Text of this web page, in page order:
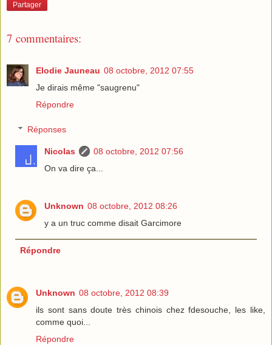
Partager
7 commentaires:
Elodie Jauneau 08 octobre, 2012 07:55
Je dirais même "saugrenu"
Répondre
Réponses
Nicolas
08 octobre, 2012 07:56
On va dire ça...
Unknown 08 octobre, 2012 08:26
y a un truc comme disait Garcimore
Répondre
Unknown 08 octobre, 2012 08:39
ils sont sans doute très chinois chez fdesouche, les like,
comme quoi...
Répondre